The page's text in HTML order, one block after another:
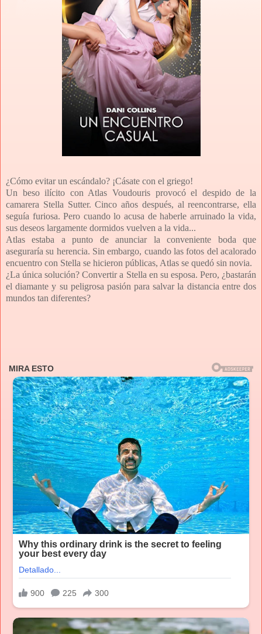
¿Cómo evitar un escándalo? ¡Cásate con el griego!
Un beso ilícito con Atlas Voudouris provocó el despido de la
camarera Stella Sutter. Cinco años después, al reencontrarse, ella
seguía furiosa. Pero cuando lo acusa de haberle arruinado la vida,
sus deseos largamente dormidos vuelven a la vida...
Atlas estaba a punto de anunciar la conveniente boda que
aseguraría su herencia. Sin embargo, cuando las fotos del acalorado
encuentro con Stella se hicieron públicas, Atlas se quedó sin novia.
¿La única solución? Convertir a Stella en su esposa. Pero, ¿bastarán
el diamante y su peligrosa pasión para salvar la distancia entre dos
mundos tan diferentes?